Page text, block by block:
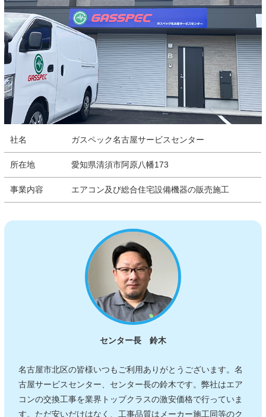
社名 ガスペック名古屋サービスセンター
所在地 愛知県清須市阿原八幡173
事業内容 エアコン及び総合住宅設備機器の販売施工
センター長 鈴木
名古屋市北区の皆様いつもご利用ありがとうございます。名
古屋サービスセンター、センター長の鈴木です。弊社はエア
コンの交換工事を業界トップクラスの激安価格で行っていま
す。ただ安いだけはなく、工事品質はメーカー施工同等のク